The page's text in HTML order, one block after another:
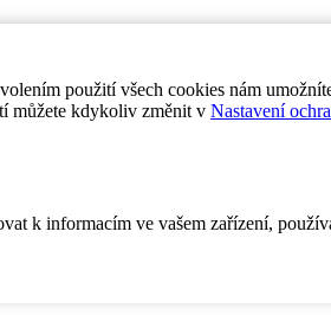
použití všech cookies nám
můžete kdykoliv změnit v Nastavení
k informacím ve vašem zařízení,